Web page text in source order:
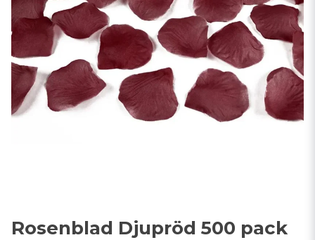
Rosenblad Djupröd 500 pack